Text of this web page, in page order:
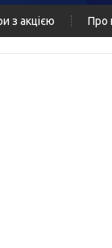
з акцією Про